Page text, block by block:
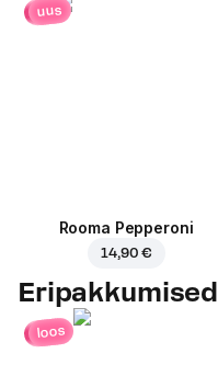
uus
Rooma Pepperoni
14,90 €
Eripakkumised
loos